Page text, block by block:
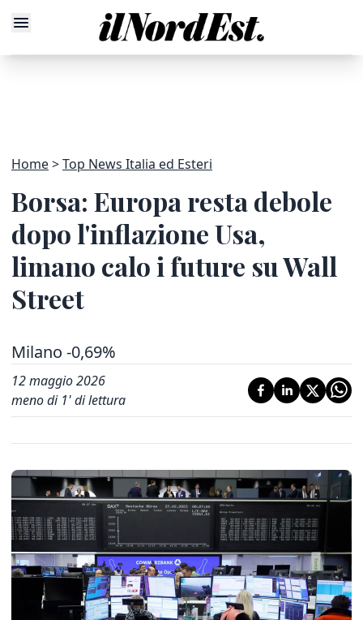
Home Top News Italia ed Esteri
Borsa: Europa resta debole
dopo l'inflazione Usa,
limano calo i future su Wall
Street
Milano -0,69%
12 maggio 2026
meno di 1' di lettura